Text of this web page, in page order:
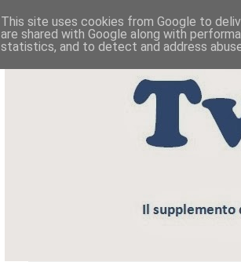
This site uses cookies from Google to
are shared with Google along with
statistics, and to detect and address